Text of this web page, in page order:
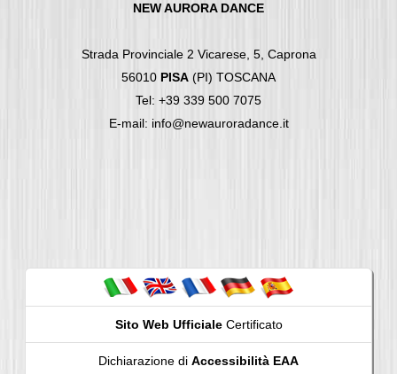
NEW AURORA DANCE
Strada Provinciale 2 Vicarese, 5, Caprona
56010 PISA (PI) TOSCANA
Tel: +39 339 500 7075
E-mail: info@newauroradance.it
Sito Web UfficialeCertificato
Dichiarazione di Accessibilità EAA